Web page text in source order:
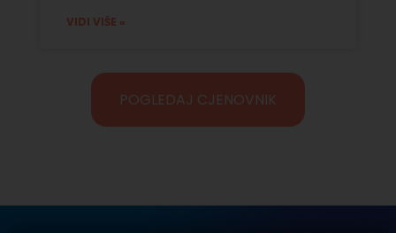
VIDI VIŠE »
POGLEDAJ CJENOVNIK